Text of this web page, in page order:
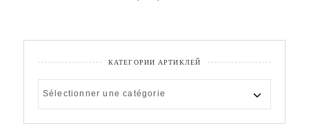
КАТЕГОРИИ АРТИКЛЕЙ
АРТИКЛЕЙ